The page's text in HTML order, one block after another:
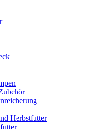
Herbstfutter